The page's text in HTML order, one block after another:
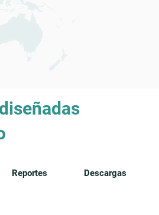
Reportes Descargas